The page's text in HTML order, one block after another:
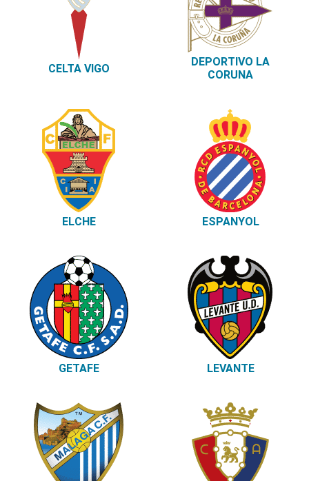
CELTA VIGO
DEPORTIVO LA
CORUNA
ELCHE ESPANYOL
GETAFE LEVANTE